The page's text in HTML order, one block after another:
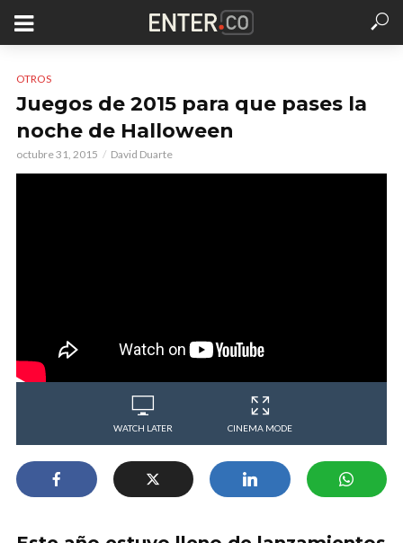
OTROS
Juegos de 2015 para que pases la
noche de Halloween
octubre 31, 2015 David Duarte
WATCH LATER CINEMA MODE